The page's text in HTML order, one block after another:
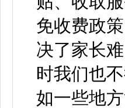
免收费政
决了家长
时我们也
如一些地